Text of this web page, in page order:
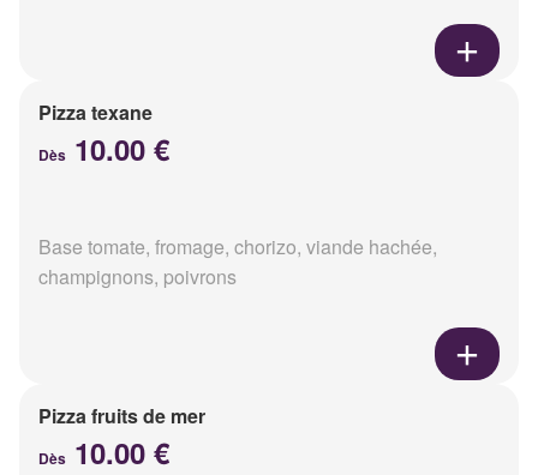
Pizza texane
Dès 10.00 €
Base tomate, fromage, chorizo, viande hachée,
champignons, poivrons
Pizza fruits de mer
Dès 10.00 €